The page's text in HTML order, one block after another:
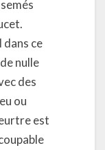
ce
nulle
des
ou
est